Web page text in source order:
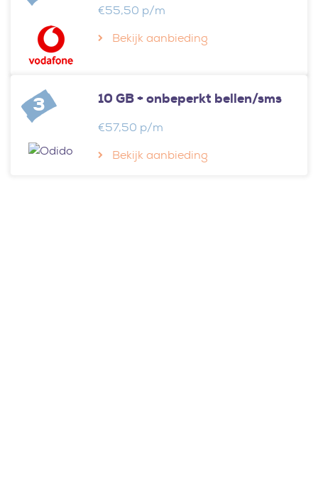
€55,50 p/m
Bekijk aanbieding
3 10 GB + onbeperkt bellen/sms
€57,50 p/m
Bekijk aanbieding